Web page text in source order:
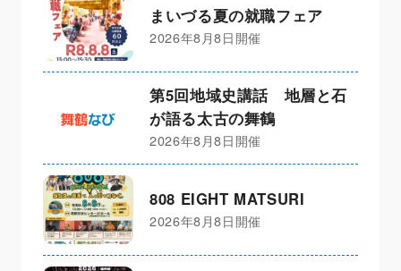
まいづる夏の就職フェア
2026年8月8日開催
第5回地域史講話 地層と石
が語る太古の舞鶴
2026年8月8日開催
808 EIGHT MATSURI
2026年8月8日開催